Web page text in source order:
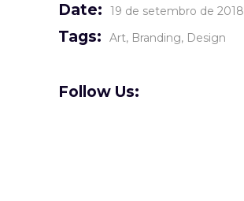
Date: 19 de setembro de 2018
Tags: Art Branding Design
Follow Us: